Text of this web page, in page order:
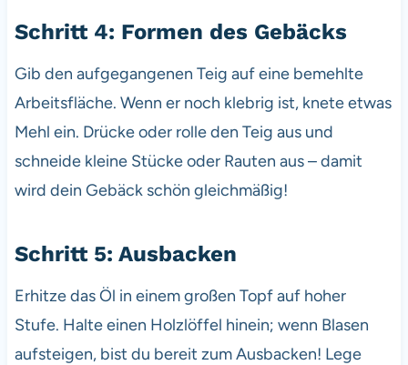
Schritt 4: Formen des Gebäcks
Gib den aufgegangenen Teig auf eine bemehlte
Arbeitsfläche. Wenn er noch klebrig ist, knete etwas
Mehl ein. Drücke oder rolle den Teig aus und
schneide kleine Stücke oder Rauten aus – damit
wird dein Gebäck schön gleichmäßig!
Schritt 5: Ausbacken
Erhitze das Öl in einem großen Topf auf hoher
Stufe. Halte einen Holzlöffel hinein; wenn Blasen
aufsteigen, bist du bereit zum Ausbacken! Lege